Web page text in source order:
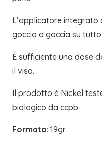
L’applicatore integrato
goccia a goccia su tutto
È sufficiente una dose
il viso.
Il prodotto è Nickel
biologico da ccpb.
Formato: 19gr